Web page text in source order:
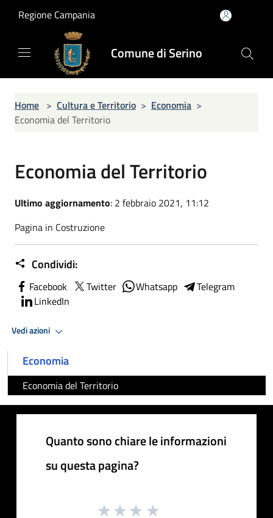
Regione Campania
Comune di Serino
Home > Cultura e Territorio > Economia >
Economia del Territorio
Economia del Territorio
Ultimo aggiornamento: 2 febbraio 2021, 11:12
Pagina in Costruzione
Condividi:
Facebook Twitter Whatsapp
Telegram
LinkedIn
Vedi azioni
Economia
Economia del Territorio
Quanto sono chiare le informazioni
su questa pagina?